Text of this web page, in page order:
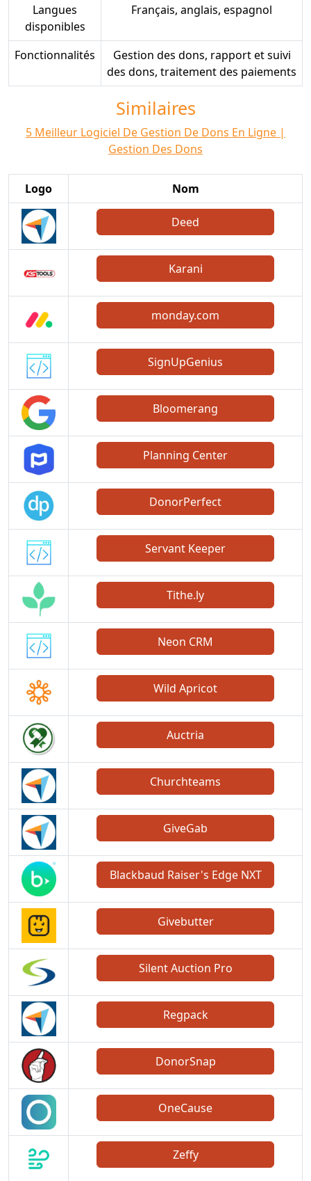
Langues
disponibles
Français, anglais, espagnol
Fonctionnalités
Gestion des dons, rapport et suivi
des dons, traitement des paiements
Similaires
5 Meilleur Logiciel De Gestion De Dons En Ligne |
Gestion Des Dons
Logo Nom
Deed
Karani
monday.com
SignUpGenius
Bloomerang
Planning Center
DonorPerfect
Servant Keeper
Tithe.ly
Neon CRM
Wild Apricot
Auctria
Churchteams
GiveGab
Blackbaud Raiser's Edge NXT
Givebutter
Silent Auction Pro
Regpack
DonorSnap
OneCause
Zeffy